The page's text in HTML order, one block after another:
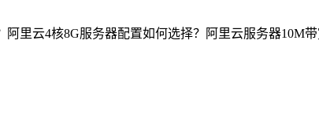
里云4核8G服务器配置如何选择？阿里云服务器10M